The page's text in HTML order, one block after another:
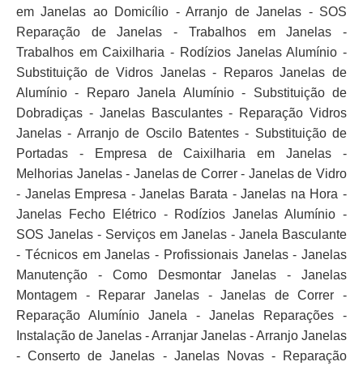
em Janelas ao Domicílio - Arranjo de Janelas - SOS
Reparação de Janelas - Trabalhos em Janelas -
Trabalhos em Caixilharia - Rodízios Janelas Alumínio -
Substituição de Vidros Janelas - Reparos Janelas de
Alumínio - Reparo Janela Alumínio - Substituição de
Dobradiças - Janelas Basculantes - Reparação Vidros
Janelas - Arranjo de Oscilo Batentes - Substituição de
Portadas - Empresa de Caixilharia em Janelas -
Melhorias Janelas - Janelas de Correr - Janelas de Vidro
- Janelas Empresa - Janelas Barata - Janelas na Hora -
Janelas Fecho Elétrico - Rodízios Janelas Alumínio -
SOS Janelas - Serviços em Janelas - Janela Basculante
- Técnicos em Janelas - Profissionais Janelas - Janelas
Manutenção - Como Desmontar Janelas - Janelas
Montagem - Reparar Janelas - Janelas de Correr -
Reparação Alumínio Janela - Janelas Reparações -
Instalação de Janelas - Arranjar Janelas - Arranjo Janelas
- Conserto de Janelas - Janelas Novas - Reparação